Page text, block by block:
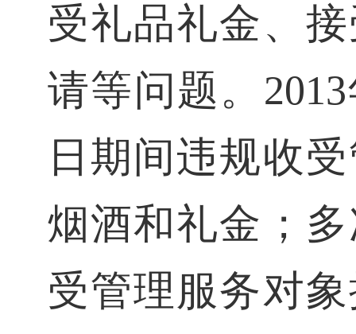
受礼品礼金、
请等问题。
日期间违规收
烟酒和礼金；
受管理服务对